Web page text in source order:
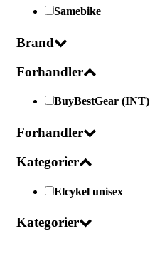
Samebike
Brand
Forhandler
BuyBestGear (INT)
Forhandler
Kategorier
Elcykel unisex
Kategorier